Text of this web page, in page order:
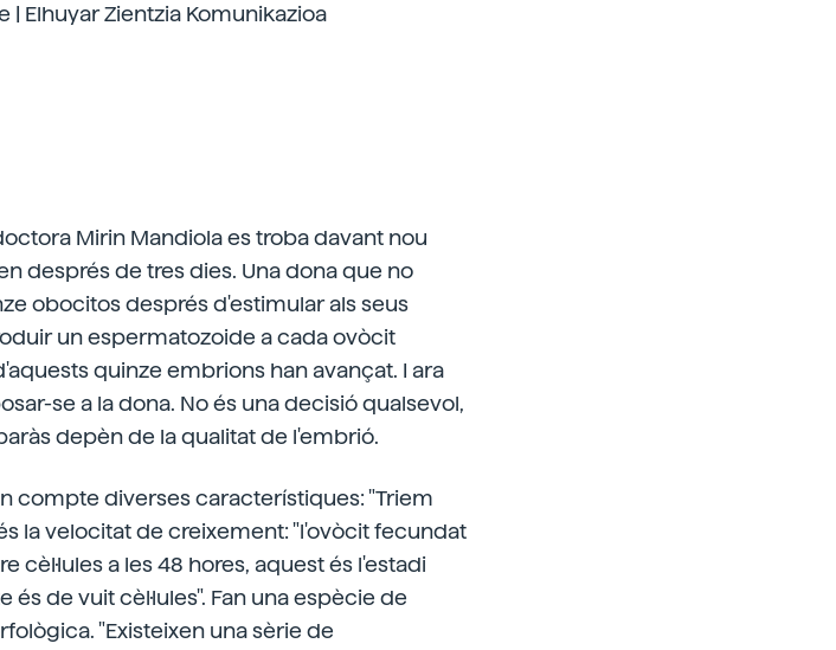
| Elhuyar Zientzia Komunikazioa
Mirin Mandiola es troba davant nou
després de tres dies. Una dona que no
obocitos després d'estimular als seus
un espermatozoide a cada ovòcit
quinze embrions han avançat. I ara
se a la dona. No és una decisió qualsevol,
depèn de la qualitat de l'embrió.
compte diverses característiques: "Triem
la velocitat de creixement: "l'ovòcit fecundat
a les 48 hores, aquest és l'estadi
de vuit cèl·lules". Fan una espècie de
"Existeixen una sèrie de